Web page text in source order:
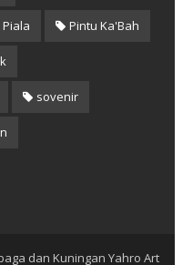
Piala Pintu Ka'Bah
sovenir
dan Kuningan Yahro Art